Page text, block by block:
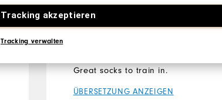
Tracking akzeptieren
Tracking verwalten
I would by again.
Great socks to train in.
ÜBERSETZUNG ANZEIGEN